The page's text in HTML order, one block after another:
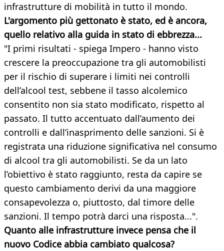
infrastrutture di mobilità in tutto il mondo.
L'argomento più gettonato è stato, ed è ancora,
quello relativo alla guida in stato di ebbrezza...
"I primi risultati - spiega Impero - hanno visto
crescere la preoccupazione tra gli automobilisti
per il rischio di superare i limiti nei controlli
dell’alcool test, sebbene il tasso alcolemico
consentito non sia stato modificato, rispetto al
passato. Il tutto accentuato dall’aumento dei
controlli e dall’inasprimento delle sanzioni. Si è
registrata una riduzione significativa nel consumo
di alcool tra gli automobilisti. Se da un lato
l’obiettivo è stato raggiunto, resta da capire se
questo cambiamento derivi da una maggiore
consapevolezza o, piuttosto, dal timore delle
sanzioni. Il tempo potrà darci una risposta...".
Quanto alle infrastrutture invece pensa che il
nuovo Codice abbia cambiato qualcosa?